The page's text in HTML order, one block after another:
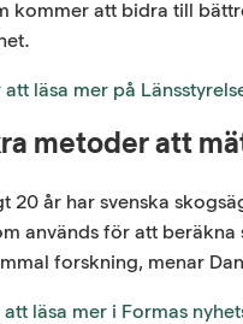
kommer att bidra till
läsa mer på
metoder att
20 år har svenska
används för att
forskning, menar
läsa mer i Formas